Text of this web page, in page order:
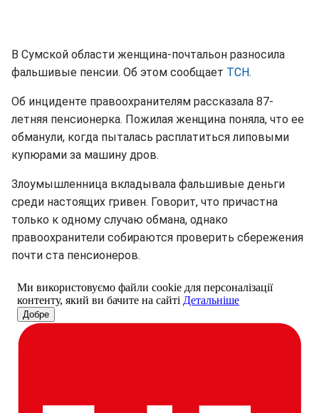
В Сумской области женщина-почтальон разносила
фальшивые пенсии. Об этом сообщает ТСН.
Об инциденте правоохранителям рассказала 87-
летняя пенсионерка. Пожилая женщина поняла, что ее
обманули, когда пыталась расплатиться липовыми
купюрами за машину дров.
Злоумышленница вкладывала фальшивые деньги
среди настоящих гривен. Говорит, что причастна
только к одному случаю обмана, однако
правоохранители собираются проверить сбережения
почти ста пенсионеров.